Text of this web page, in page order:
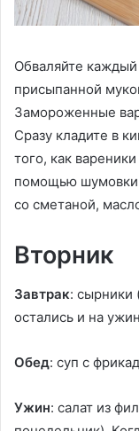
Обваляйте
присыпанной
Замороженные
Сразу кладите в
того, как
помощью шумовки
со сметаной,
Вторник
Завтрак: сырники
остались и на
Обед: суп с
Ужин: салат из